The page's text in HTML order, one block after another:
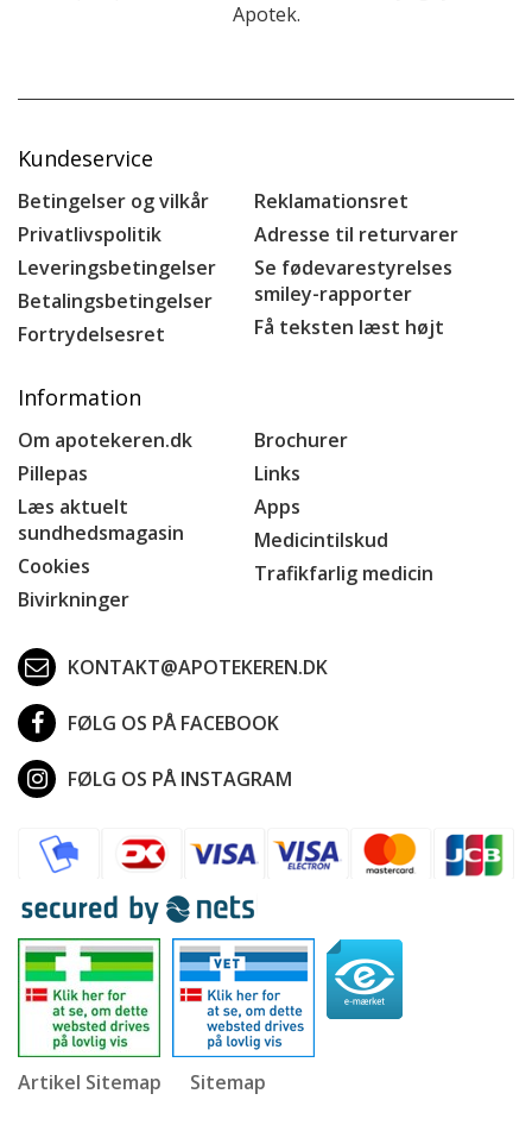
Apotek.
Kundeservice
Betingelser og vilkår
Privatlivspolitik
Leveringsbetingelser
Betalingsbetingelser
Fortrydelsesret
Reklamationsret
Adresse til returvarer
Se fødevarestyrelses
smiley-rapporter
Få teksten læst højt
Information
Om apotekeren.dk
Pillepas
Læs aktuelt
sundhedsmagasin
Cookies
Bivirkninger
Brochurer
Links
Apps
Medicintilskud
Trafikfarlig medicin
KONTAKT@APOTEKEREN.DK
FØLG OS PÅ FACEBOOK
FØLG OS PÅ INSTAGRAM
Artikel Sitemap Sitemap